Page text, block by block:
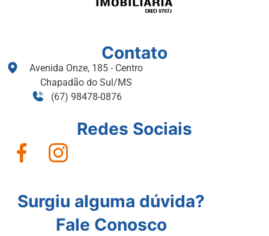
Contato
Avenida Onze, 185 - Centro
Chapadão do Sul/MS
(67) 98478-0876
Redes Sociais
Surgiu alguma dúvida?
Fale Conosco